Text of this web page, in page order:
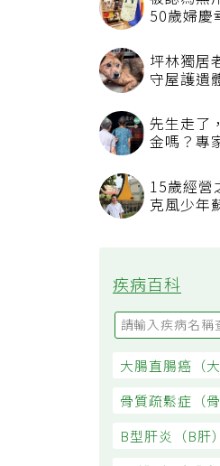
被認為無
50歲婦
坪林獨居
守屋護
先生走了
看順位
15歲經
疾病百科